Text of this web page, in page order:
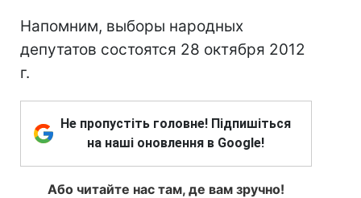
Напомним, выборы народных
депутатов состоятся 28 октября 2012
г.
Не пропустіть головне! Підпишіться
на наші оновлення в Google!
Або читайте нас там, де вам зручно!